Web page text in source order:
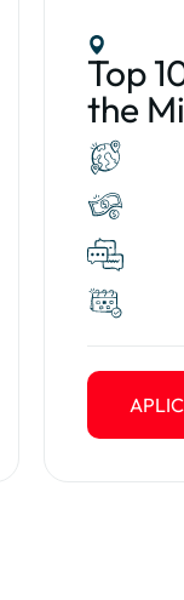
Top
the